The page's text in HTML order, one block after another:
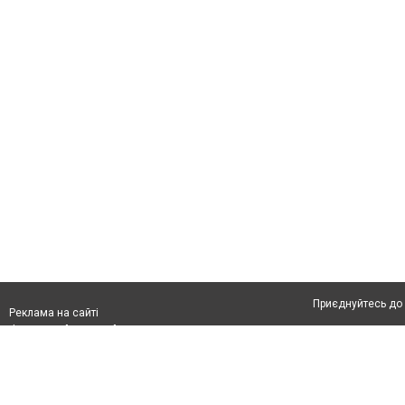
Реклама на сайті
Приєднуйтесь до